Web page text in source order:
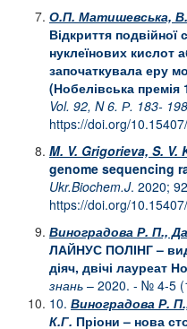
О.П. Матишевська,
Відкриття подвійної
нуклеїнових кислот
започаткувала еру
(Нобелівська премія
Vol. 92, N 6. Р. 183-
https://doi.org/
M. V. Grigorieva, S. V.
genome sequencing
Ukr.Biochem.J. 2020;
https://doi.org/
Виноградова Р. П.,
ЛАЙНУС ПОЛІНГ –
діяч, двічі лауреат
знань – 2020. - № 4-5
10. Виноградова Р.
К.Г. Пріони – нова